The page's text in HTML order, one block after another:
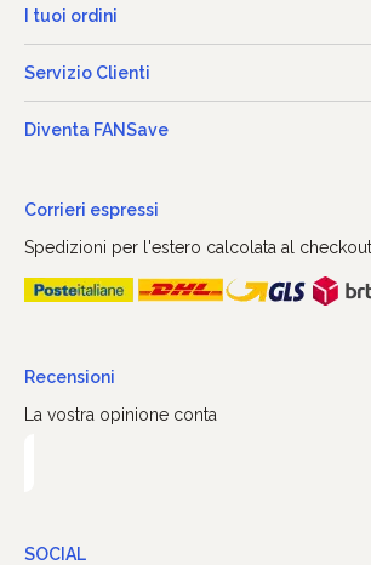
I tuoi ordini
Servizio Clienti
Diventa FANSave
Corrieri espressi
Spedizioni per l'estero calcolata al checkout
Recensioni
La vostra opinione conta
SOCIAL